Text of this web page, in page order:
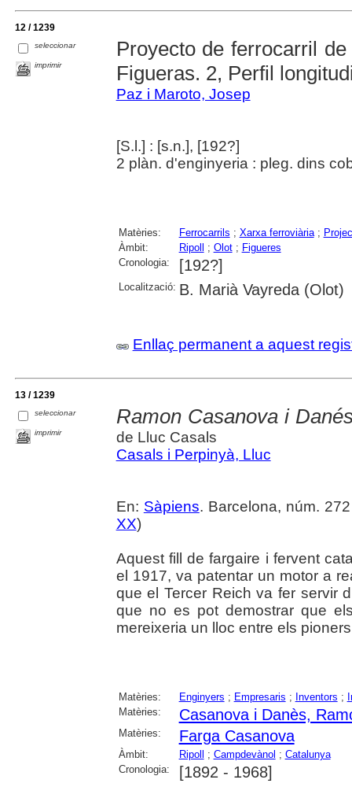
12 / 1239
seleccionar
imprimir
Proyecto de ferrocarril
Figueras. 2, Perfil
Paz i Maroto, Josep
[S.l.] : [s.n.], [192?]
2 plàn. d'enginyeria : pleg. dins
Matèries: Ferrocarrils ; Xarxa ferroviària;
Àmbit:
Ripoll ; Olot; Figueres
Cronologia:
[192?]
Localització: B. Marià Vayreda (Olot)
Enllaç permanent a aquest
13 / 1239
seleccionar
imprimir
Ramon Casanova i
de Lluc Casals
Casals i Perpinyà, Lluc
En: Sàpiens. Barcelona, núm.
XX)
Aquest fill de fargaire i fervent
el 1917, va patentar un motor a
que el Tercer Reich va fer servir
que no es pot demostrar que
mereixeria un lloc entre els
Matèries: Enginyers ; Empresaris ; Inventors ;
Matèries:
Casanova i Danès,
Matèries: Farga Casanova
Àmbit: Ripoll ; Campdevànol ; Catalunya
Cronologia:
[1892 - 1968]